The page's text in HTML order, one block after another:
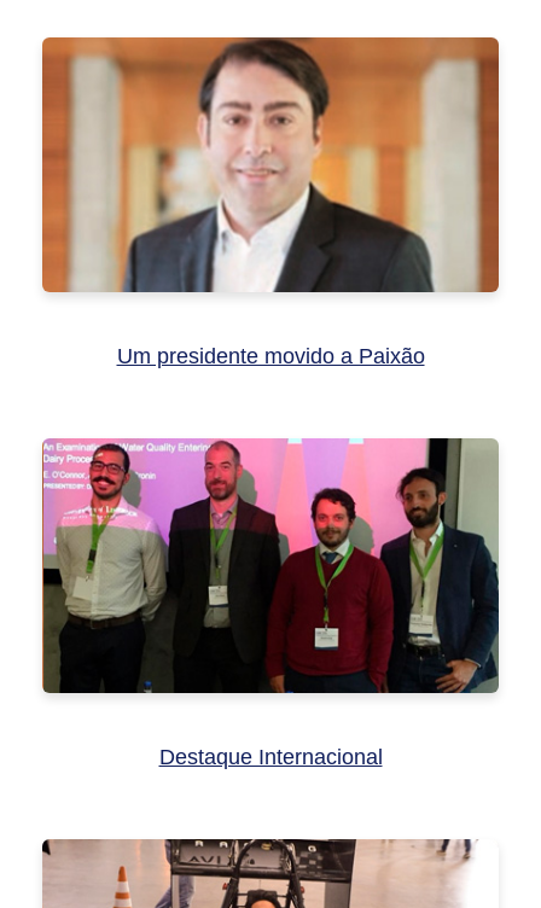
Um presidente movido a Paixão
Destaque Internacional